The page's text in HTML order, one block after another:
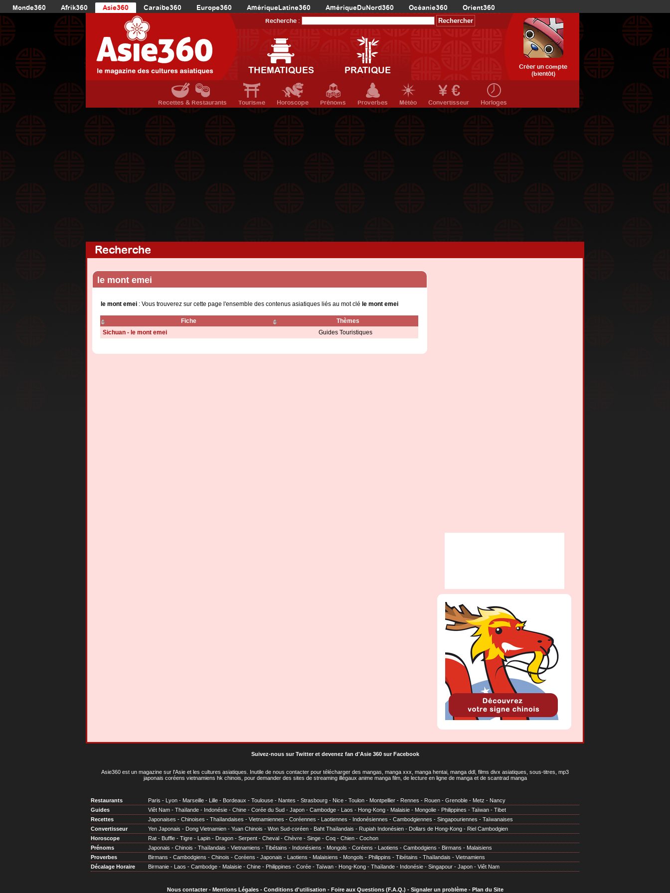
Monde360 Afrik360 Asie360 Caraibe360 Europe360 AmériqueLatine360 AmériqueDuNord360 Océanie360 Orient360
Recherche :
THEMATIQUES PRATIQUE
Créer un compte
(bientôt)
Recettes & Restaurants Tourisme Horoscope Prénoms Proverbes Météo Convertisseur Horloges
Recherche
le mont emei
le mont emei : Vous trouverez sur cette page l'ensemble des contenus asiatiques liés au mot clé le mont emei
Fiche
Thèmes
Sichuan - le mont emei
Guides Touristiques
Suivez-nous sur Twitteret devenez fan d'Asie 360 sur Facebook
Asie360 est un magazine sur l'Asie et les cultures asiatiques . Inutile de nous contacter pour télécharger des mangas, manga xxx, manga hentai, manga ddl, films divx asiatiques, sous-titres, mp3
japonais coréens vietnamiens hk chinois, pour demander des sites de streaming illégaux anime manga film, de lecture en ligne de manga et de scantrad manga
Restaurants Paris - Lyon - Marseille - Lille - Bordeaux - Toulouse - Nantes - Strasbourg - Nice - Toulon - Montpellier - Rennes - Rouen - Grenoble - Metz - Nancy
Guides
Viêt Nam - Thaïlande - Indonésie - Chine - Corée du Sud - Japon - Cambodge - Laos - Hong-Kong - Malaisie - Mongolie - Philippines - Taïwan - Tibet
Recettes
Japonaises - Chinoises - Thaïlandaises - Vietnamiennes - Coréennes - Laotiennes - Indonésiennes - Cambodgiennes - Singapouriennes - Taïwanaises
Convertisseur
Yen Japonais - Dong Vietnamien - Yuan Chinois - Won Sud-coréen - Baht Thaïlandais - Rupiah Indonésien - Dollars de Hong-Kong - Riel Cambodgien
Horoscope
Rat - Buffle - Tigre - Lapin - Dragon - Serpent - Cheval - Chèvre - Singe - Coq - Chien - Cochon
Prénoms
Japonais - Chinois - Thaïlandais - Vietnamiens - Tibétains - Indonésiens - Mongols - Coréens - Laotiens - Cambodgiens - Birmans - Malaisiens
Proverbes
Birmans - Cambodgiens - Chinois - Coréens - Japonais - Laotiens - Malaisiens - Mongols - Philippins - Tibétains - Thaïlandais - Vietnamiens
Décalage Horaire
Birmanie - Laos - Cambodge - Malaisie - Chine - Philippines - Corée - Taïwan - Hong-Kong - Thaïlande - Indonésie - Singapour - Japon - Viêt Nam
Nous contacter- Mentions Légales- Conditions d'utilisation - Foire aux Questions (F.A.Q.) - Signaler un problème- Plan du Site